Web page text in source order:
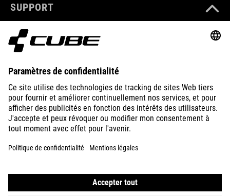
SUPPORT
ABOUT US
EXPLORE